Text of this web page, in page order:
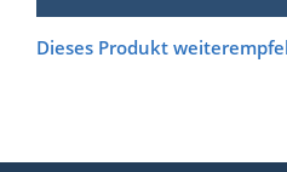
Dieses Produkt